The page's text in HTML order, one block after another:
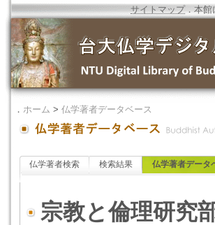
サイトマップ．本館
． ホーム > 仏学著者データベース
仏学著者検索 検索結果 仏学著者データ
宗教と倫理研究